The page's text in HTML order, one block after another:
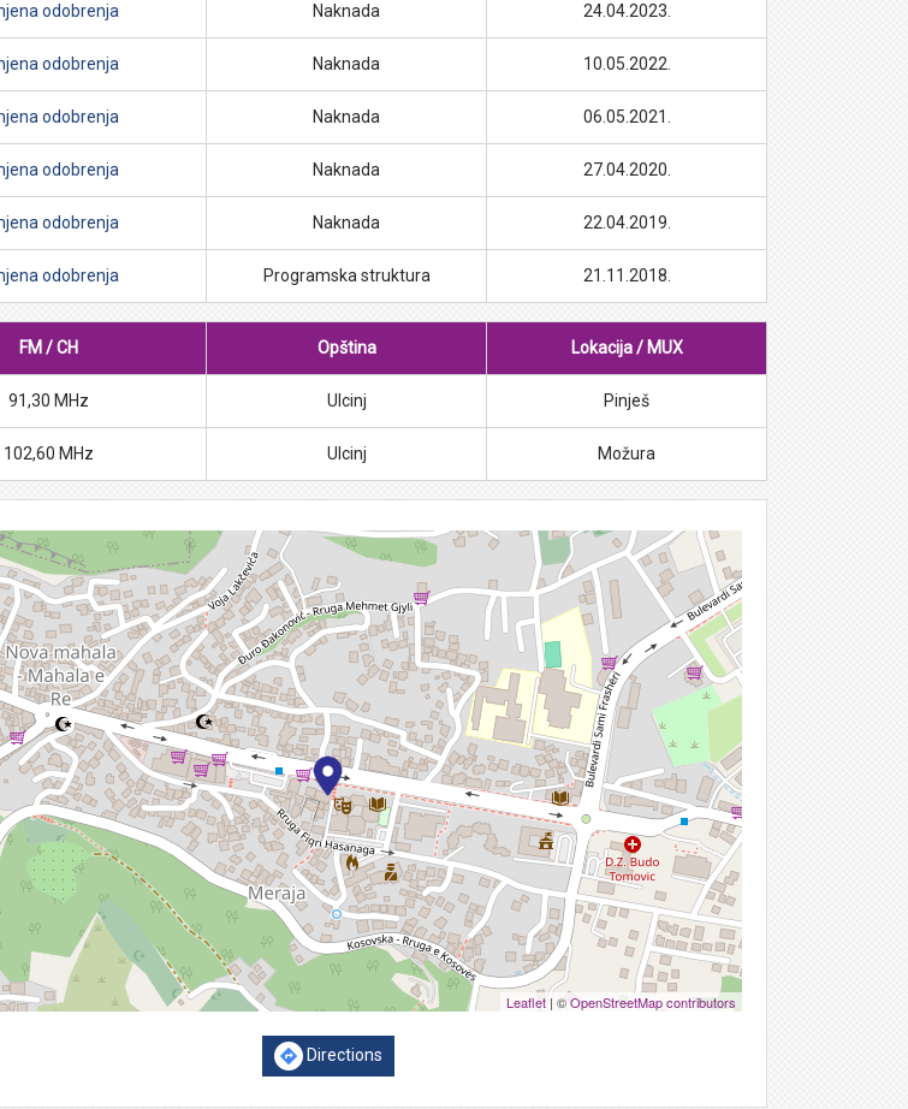
odobrenja Naknada 24.04.2023.
odobrenja Naknada 10.05.2022.
odobrenja Naknada 06.05.2021.
odobrenja Naknada 27.04.2020.
odobrenja Naknada 22.04.2019.
odobrenja Programska struktura 21.11.2018.
FM / CH Opština Lokacija / MUX
91,30 MHz Ulcinj Pinješ
102,60 MHz Ulcinj Možura
Leaflet | ©OpenStreetMap contributors
Directions